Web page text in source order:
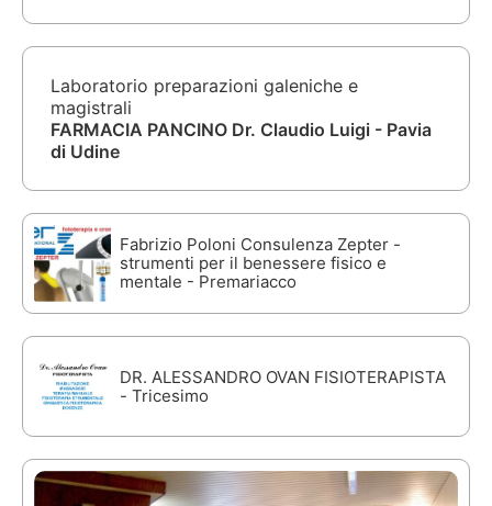
Laboratorio preparazioni galeniche e
magistrali
FARMACIA PANCINO Dr. Claudio Luigi - Pavia
di Udine
Fabrizio Poloni Consulenza Zepter -
strumenti per il benessere fisico e
mentale - Premariacco
DR. ALESSANDRO OVAN FISIOTERAPISTA
- Tricesimo